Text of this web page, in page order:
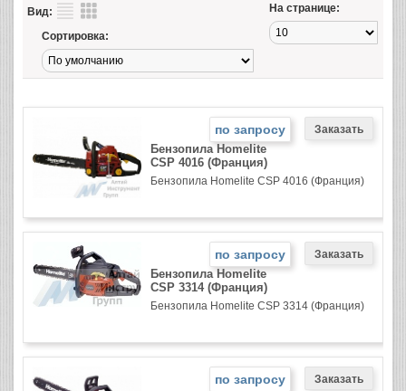
Вид: На странице:
Сортировка:
по запросу
Бензопила Homelite
CSP 4016 (Франция)
Бензопила Homelite CSP 4016 (Франция)
по запросу
Бензопила Homelite
CSP 3314 (Франция)
Бензопила Homelite CSP 3314 (Франция)
по запросу